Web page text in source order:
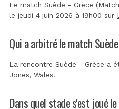
Le match Suède - Grèce
le jeudi 4 juin 2026 à 19h00 sur
Qui a arbitré le match
La rencontre Suède - Grèce a
Jones, Wales.
Dans quel stade s'est joué